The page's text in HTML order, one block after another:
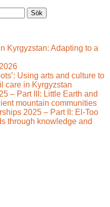
Kyrgyzstan: Adapting to a
Using arts and culture to
care in Kyrgyzstan
– Part III: Little Earth and
mountain communities
2025 – Part II: El-Too
through knowledge and